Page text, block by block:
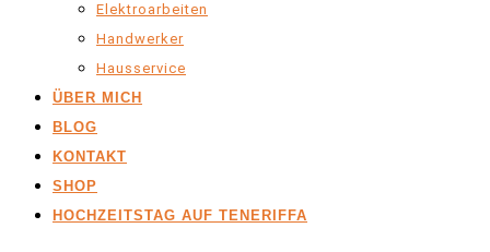
Elektroarbeiten
Handwerker
Hausservice
ÜBER MICH
BLOG
KONTAKT
SHOP
HOCHZEITSTAG AUF TENERIFFA